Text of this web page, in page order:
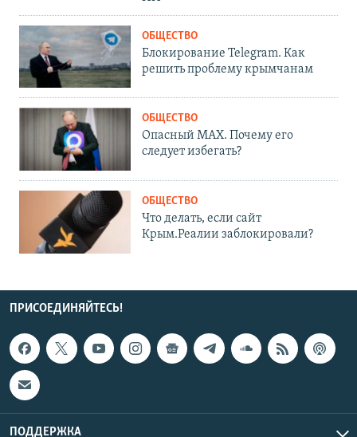
ОБЩЕСТВО
Блокирование Telegram. Как
решить проблему крымчанам
ОБЩЕСТВО
Опасный MAX. Почему его
следует избегать?
ОБЩЕСТВО
Что делать, если сайт
Крым.Реалии заблокировали?
ПРИСОЕДИНЯЙТЕСЬ!
ПОДДЕРЖКА